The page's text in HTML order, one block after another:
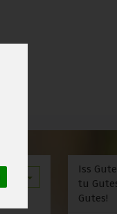
Iss
tu
Gutes!